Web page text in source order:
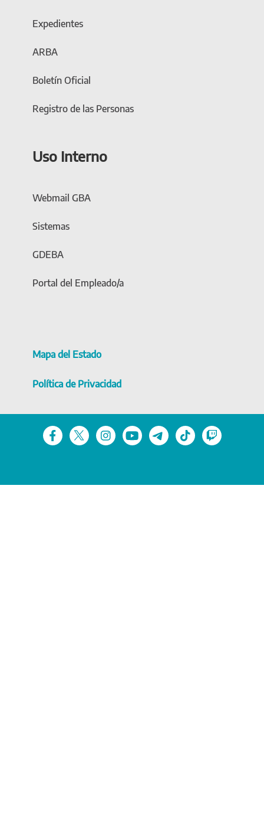
Expedientes
ARBA
Boletín Oficial
Registro de las Personas
Uso Interno
Webmail GBA
Sistemas
GDEBA
Portal del Empleado/a
Mapa del Estado
Política de Privacidad